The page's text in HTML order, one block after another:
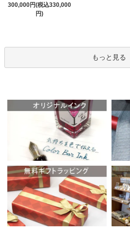
300,000円(税込330,000
円)
もっと見る